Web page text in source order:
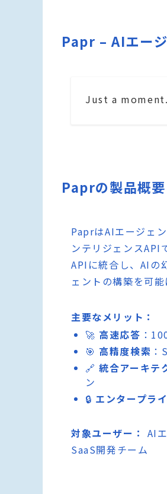
Papr – AIエー
Just a
Paprの製品概要
PaprはAIエージェ
ンテリジェンス
APIに統合し、AIの
ェントの構築を可能
主要なメリット：
🚀 高速応答 ：
🎯 高精度検索
🔗統合アーキテ
ン
🔒 エンタープラ
対象ユーザー： AI
SaaS開発チーム